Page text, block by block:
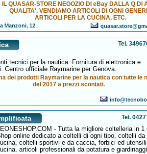
IL QUASAR-STORE NEGOZIO DI eBay DALLA Q DI
QUALITA'. VENDIAMO ARTICOLI DI OGNI
ARTICOLI PER LA CUCINA, ETC.
Manzoni, 12
Tel.
tecnici per la nautica. Fornitura di elettronica e
Centro ufficiale Raymarine per Genova.
dei prodotti Raymarine per la nautica con tutte le
del 2017 a prezzi scontati.
Tel.
- Tutta la migliore coltelleria in
online dedicato a coltelli di ogni tipo, coltelli da
coltelli sportivi e da caccia, forbici ed
articoli professionali da potatura e